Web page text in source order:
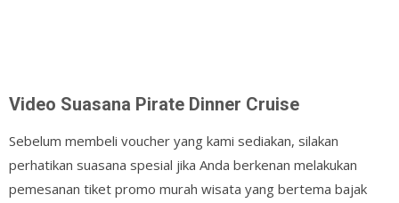
Video Suasana Pirate Dinner Cruise
Sebelum membeli voucher yang kami sediakan, silakan
perhatikan suasana spesial jika Anda berkenan melakukan
pemesanan tiket promo murah wisata yang bertema bajak